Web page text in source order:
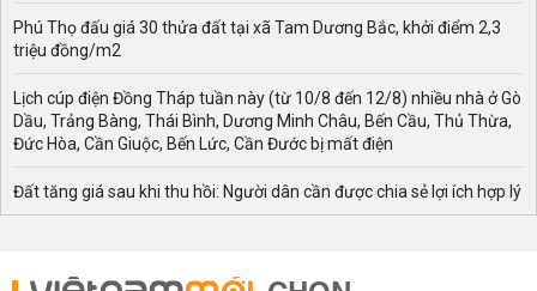
Phú Thọ đấu giá 30 thửa đất tại xã Tam Dương Bắc, khởi điểm 2,3
triệu đồng/m2
Lịch cúp điện Đồng Tháp tuần này (từ 10/8 đến 12/8) nhiều nhà ở Gò
Dầu, Trảng Bàng, Thái Bình, Dương Minh Châu, Bến Cầu, Thủ Thừa,
Đức Hòa, Cần Giuộc, Bến Lức, Cần Đước bị mất điện
Đất tăng giá sau khi thu hồi: Người dân cần được chia sẻ lợi ích hợp lý